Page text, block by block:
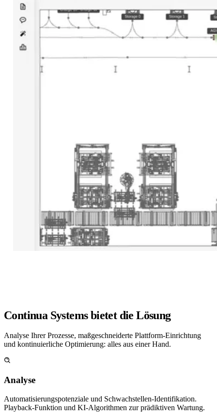
Continua Systems bietet die Lösung
Analyse Ihrer Prozesse, maßgeschneiderte Plattform-Einrichtung
und kontinuierliche Optimierung: alles aus einer Hand.
Analyse
Automatisierungspotenziale und Schwachstellen-Identifikation.
Playback-Funktion und KI-Algorithmen zur prädiktiven Wartung.